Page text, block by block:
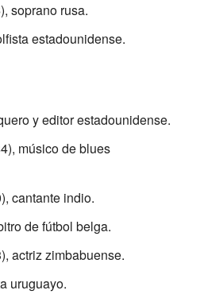
soprano rusa.
estadounidense.
y editor estadounidense.
músico de blues
cantante indio.
de fútbol belga.
actriz zimbabuense.
uruguayo.